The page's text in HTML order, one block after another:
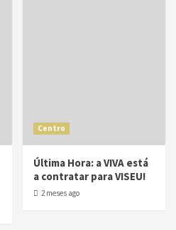
Centro
Última Hora: a VIVA está
a contratar para VISEU!
2 meses ago